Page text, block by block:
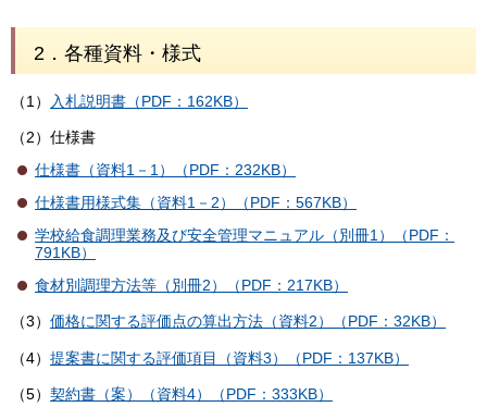
2．各種資料・様式
（1） 入札説明書（PDF：162KB）
（2）仕様書
仕様書（資料1－1）（PDF：232KB）
仕様書用様式集（資料1－2）（PDF：567KB）
学校給食調理業務及び安全管理マニュアル（別冊1）（PDF：
791KB）
食材別調理方法等（別冊2）（PDF：217KB）
（3） 価格に関する評価点の算出方法（資料2）（PDF：32KB）
（4） 提案書に関する評価項目（資料3）（PDF：137KB）
（5） 契約書（案）（資料4）（PDF：333KB）